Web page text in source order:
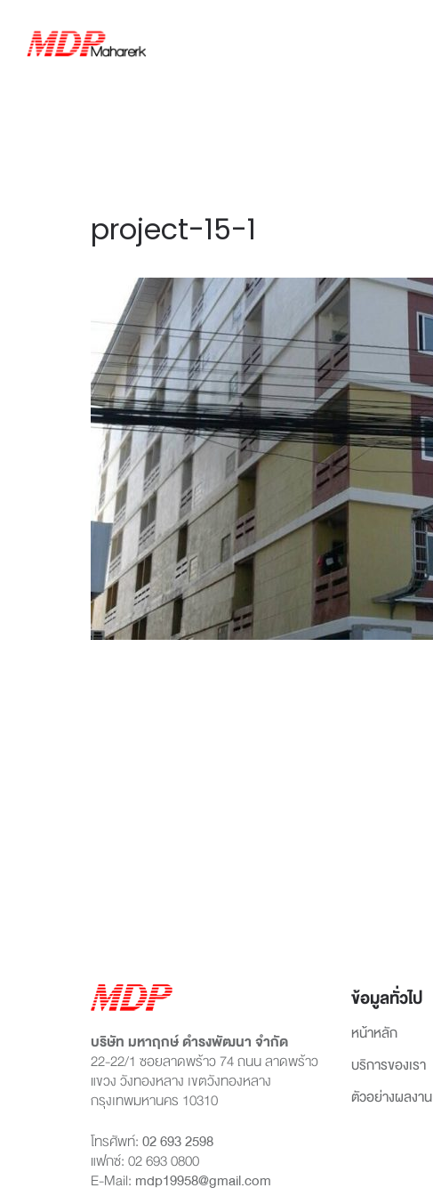
project-15-1
บริษัท มหาฤกษ์ ดำรงพัฒนา จำกัด
22-22/1 ซอยลาดพร้าว 74 ถนน ลาดพร้าว
แขวง วังทองหลาง เขตวังทองหลาง
กรุงเทพมหานคร 10310
โทรศัพท์:02 693 2598
แฟกซ์: 02 693 0800
E-Mail: mdp19958@gmail.com
ข้อมูลทั่วไป
หน้าหลัก
บริการของเรา
ตัวอย่างผลงาน